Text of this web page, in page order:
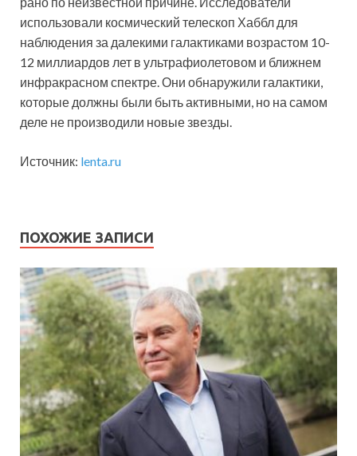
использовали космический телескоп Хаббл для
наблюдения за далекими галактиками возрастом 10-
12 миллиардов лет в ультрафиолетовом и ближнем
инфракрасном спектре. Они обнаружили галактики,
которые должны были быть активными, но на самом
деле не производили новые звезды.
Источник: lenta.ru
ПОХОЖИЕ ЗАПИСИ